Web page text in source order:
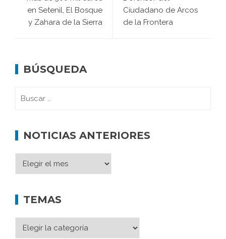
en Setenil, El Bosque
y Zahara de la Sierra
Ciudadano de Arcos
de la Frontera
BÚSQUEDA
NOTICIAS ANTERIORES
TEMAS